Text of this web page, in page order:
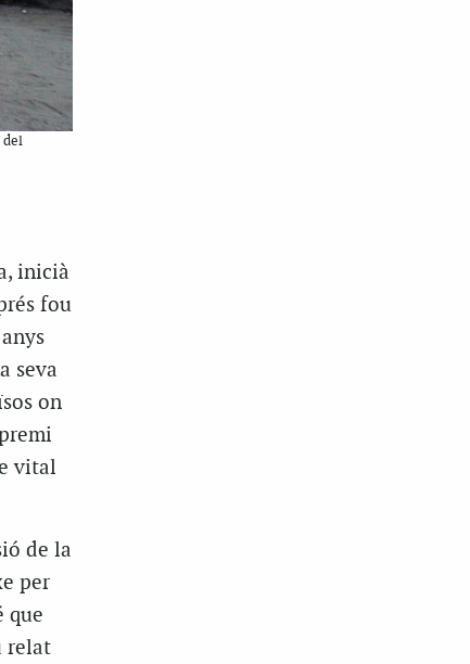
del
inicià
fou
seva
on
vital
de la
per
que
relat